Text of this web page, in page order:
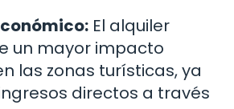
El alquiler
un mayor impacto
las zonas turísticas, ya
directos a través